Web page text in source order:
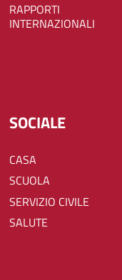
RAPPORTI
INTERNAZIONALI
SOCIALE
CASA
SCUOLA
SERVIZIO CIVILE
SALUTE